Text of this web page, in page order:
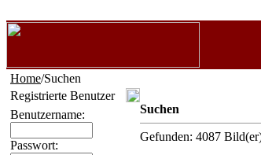
Home/Suchen
Registrierte Benutzer
Benutzername:
Passwort:
Suchen
Gefunden: 4087